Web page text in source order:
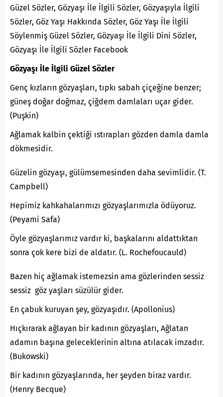
Güzel Sözler, Gözyaşı İle İlgili Sözler, Gözyaşıyla İlgili
Sözler, Göz Yaşı Hakkında Sözler, Göz Yaşı İle İlgili
Söylenmiş Güzel Sözler, Gözyaşı İle İlgili Dini Sözler,
Gözyaşı İle İlgili Sözler Facebook
Gözyaşı İle İlgili Güzel Sözler
Genç kızların gözyaşları, tıpkı sabah çiçeğine benzer;
güneş doğar doğmaz, çiğdem damlaları uçar gider.
(Puşkin)
Ağlamak kalbin çektiği ıstırapları gözden damla damla
dökmesidir.
Güzelin gözyaşı, gülümsemesinden daha sevimlidir. (T.
Campbell)
Hepimiz kahkahalarımızı gözyaşlarımızla ödüyoruz.
(Peyami Safa)
Öyle gözyaşlarımız vardır ki, başkalarını aldattıktan
sonra çok kere bizi de aldatır. (L. Rochefoucauld)
Bazen hiç ağlamak istemezsin ama gözlerinden sessiz
sessiz göz yaşları süzülür gider.
En çabuk kuruyan şey, gözyaşıdır. (Apollonius)
Hıçkırarak ağlayan bir kadının gözyaşları, Ağlatan
adamın başına geleceklerinin altına atılacak imzadır.
(Bukowski)
Bir kadının gözyaşlarında, her şeyden biraz vardır.
(Henry Becque)